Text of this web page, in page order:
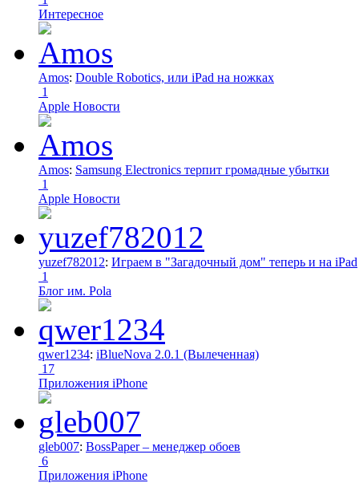
Интересное
Amos: Double Robotics, или iPad на ножках
1
Apple Новости
Amos: Samsung Electronics терпит громадные убытки
1
Apple Новости
yuzef782012: Играем в "Загадочный дом" теперь и на iPad
1
Блог им. Pola
qwer1234: iBlueNova 2.0.1 (Вылеченная)
17
Приложения iPhone
gleb007: BossPaper – менеджер обоев
6
Приложения iPhone